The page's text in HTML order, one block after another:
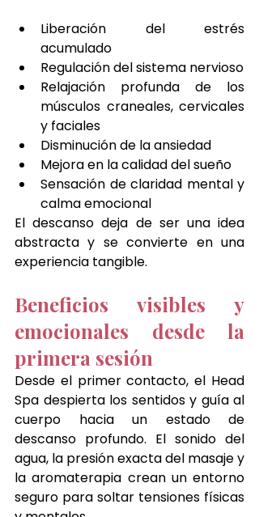
Liberación del estrés
acumulado
Regulación del sistema nervioso
Relajación profunda de los
músculos craneales, cervicales
y faciales
Disminución de la ansiedad
Mejora en la calidad del sueño
Sensación de claridad mental y
calma emocional
El descanso deja de ser una idea
abstracta y se convierte en una
experiencia tangible.
Beneficios visibles y
emocionales desde la
primera sesión
Desde el primer contacto, el Head
Spa despierta los sentidos y guía al
cuerpo hacia un estado de
descanso profundo. El sonido del
agua, la presión exacta del masaje y
la aromaterapia crean un entorno
seguro para soltar tensiones físicas